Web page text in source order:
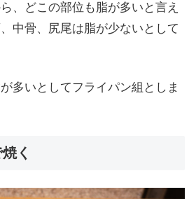
、どこの部位も脂が多いと言え
中骨、尻尾は脂が少ないとして
多いとしてフライパン組としま
く